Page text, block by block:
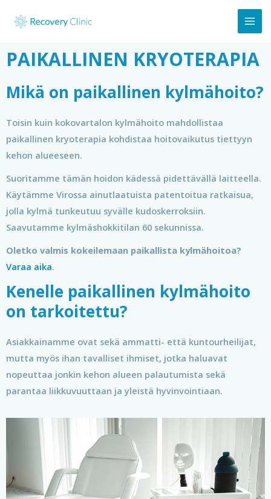
PAIKALLINEN KRYOTERAPIA
Mikä on paikallinen kylmähoito?
Toisin kuin kokovartalon kylmähoito mahdollistaa
paikallinen kryoterapia kohdistaa hoitovaikutus tiettyyn
kehon alueeseen.
Suoritamme tämän hoidon kädessä pidettävällä laitteella.
Käytämme Virossa ainutlaatuista patentoitua ratkaisua,
jolla kylmä tunkeutuu syvälle kudoskerroksiin.
Saavutamme kylmäshokkitilan 60 sekunnissa.
Oletko valmis kokeilemaan paikallista kylmähoitoa?
Varaa aika.
Kenelle paikallinen kylmähoito
on tarkoitettu?
Asiakkainamme ovat sekä ammatti- että kuntourheilijat,
mutta myös ihan tavalliset ihmiset, jotka haluavat
nopeuttaa jonkin kehon alueen palautumista sekä
parantaa liikkuvuuttaan ja yleistä hyvinvointiaan.